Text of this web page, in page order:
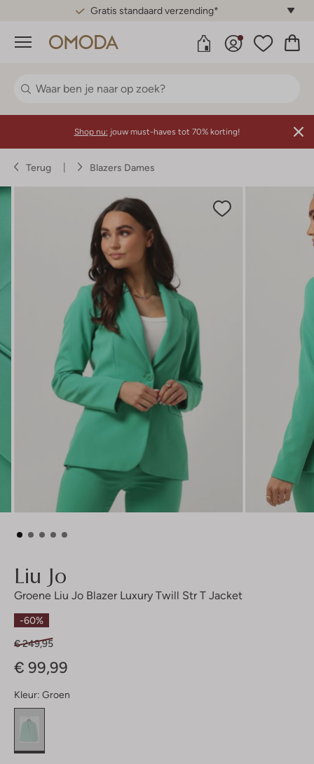
Gratis standaard verzending*
Menu
Shop nu: jouw must-haves tot 70% korting!
Terug Blazers Dames
Liu Jo
Groene Liu Jo Blazer Luxury Twill Str T Jacket
-60%
€ 249,95
€ 99,99
Kleur: Groen